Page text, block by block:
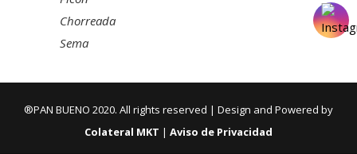
Chorreada
Sema
®PAN BUENO 2020. All rights reserved | Design and Powered by
Colateral MKT | Aviso de Privacidad